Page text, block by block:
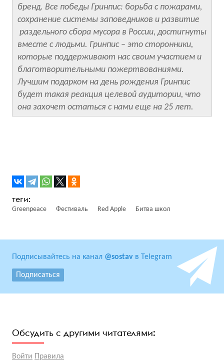
бренд. Все победы Гринпис: борьба с пожарами,
сохранение системы заповедников и развитие
раздельного сбора мусора в России, достигнуты
вместе с людьми. Гринпис – это сторонники,
которые поддерживают нас своим участием и
благотворительными пожертвованиями.
Лучшим подарком на день рождения Гринпис
будет такая реакция целевой аудитории, что
она захочет остаться с нами еще на 25 лет.
Greenpeace Фестиваль Red Apple Битва школ
Подписывайтесь на канал @sostav в Telegram
Подписаться
Обсудить с другими читателями:
Войти Правила